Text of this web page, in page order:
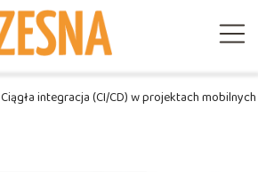
Ciągła integracja (CI/CD) w projektach mobilnych